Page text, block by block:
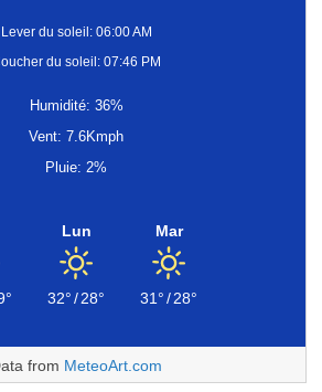
Lever du soleil: 06:00 AM
du soleil: 07:46 PM
Humidité: 36%
Vent: 7.6Kmph
Pluie: 2%
Lun
32°/28°
Mar
31°/28°
from MeteoArt.com